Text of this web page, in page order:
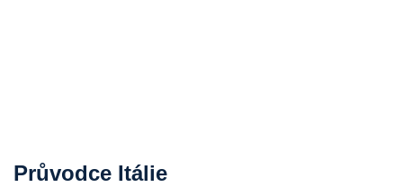
Průvodce Itálie